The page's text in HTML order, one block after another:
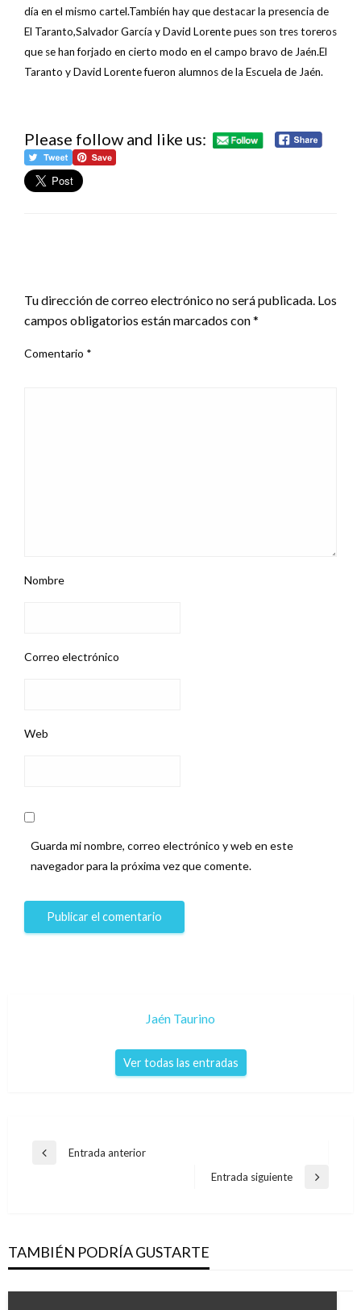
día en el mismo cartel.También hay que destacar la presencia de
El Taranto,Salvador García y David Lorente pues son tres toreros
que se han forjado en cierto modo en el campo bravo de Jaén.El
Taranto y David Lorente fueron alumnos de la Escuela de Jaén.
Please follow and like us:
Tu dirección de correo electrónico no será publicada. Los
campos obligatorios están marcados con*
Comentario *
Nombre
Correo electrónico
Web
Guarda mi nombre, correo electrónico y web en este
navegador para la próxima vez que comente.
Jaén Taurino
Ver todas las entradas
Navegación
Entrada
Entrada anterior
Entrada
Entrada siguiente
TAMBIÉN PODRÍA GUSTARTE